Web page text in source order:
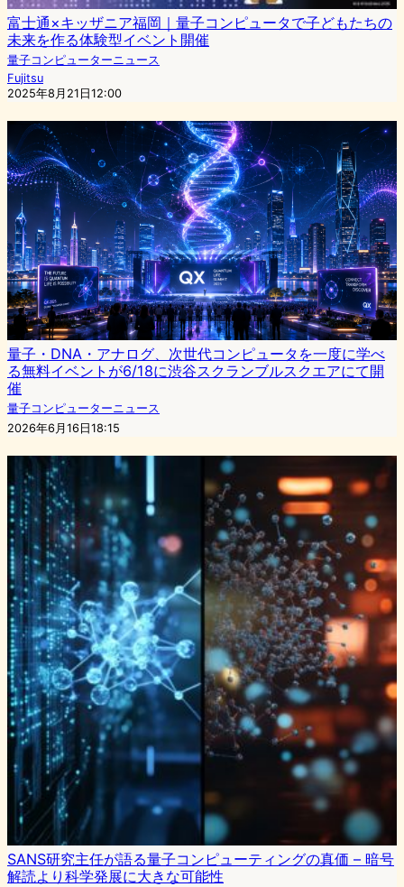
富士通×キッザニア福岡｜量子コンピュータで子どもたちの
未来を作る体験型イベント開催
量子コンピューターニュース
Fujitsu
2025年8月21日12:00
量子・DNA・アナログ、次世代コンピュータを一度に学べ
る無料イベントが6/18に渋谷スクランブルスクエアにて開
催
量子コンピューターニュース
2026年6月16日18:15
SANS研究主任が語る量子コンピューティングの真価 – 暗号
解読より科学発展に大きな可能性